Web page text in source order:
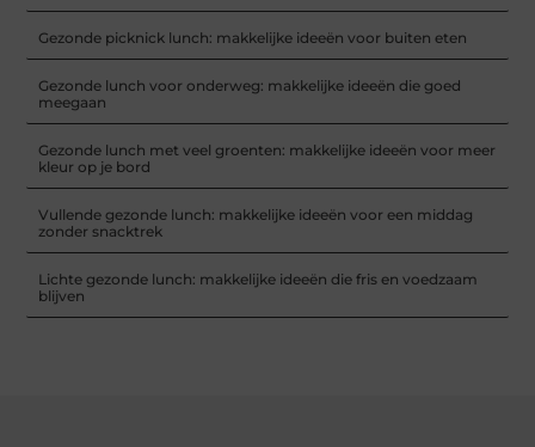
Gezonde picknick lunch: makkelijke ideeën voor buiten eten
Gezonde lunch voor onderweg: makkelijke ideeën die goed
meegaan
Gezonde lunch met veel groenten: makkelijke ideeën voor meer
kleur op je bord
Vullende gezonde lunch: makkelijke ideeën voor een middag
zonder snacktrek
Lichte gezonde lunch: makkelijke ideeën die fris en voedzaam
blijven